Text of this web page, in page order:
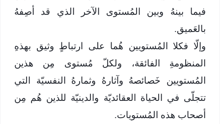
فيما بينهُ وبين المُستوى الآخر الذي قد أصِفهُ
بالعَميق.
وإلّا فكلا المُستويين هُما على ارتباطٍ وثيق بهذهِ
المنظومةِ الفائقة، ولكلّ مُستوى مِن هذين
المُستويين خَصائصهُ وآثارهُ وثمارهُ النفسيّة التي
تتجلّى في الحياة العقائديّة والدينيّة للذين هُم مِن
أصحاب هذه المُستويات.